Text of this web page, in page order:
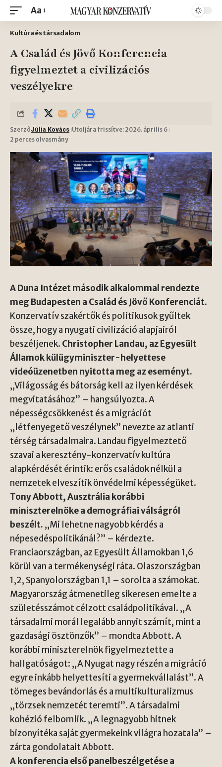
Aa
Kultúra és társadalom
A Család és Jövő Konferencia
figyelmeztet a civilizációs
veszélyekre
SzerzőJúlia Kovács Utoljára frissítve: 2026. április 6
2 perces olvasmány
A Duna Intézet második alkalommal rendezte
meg Budapesten a Család és Jövő Konferenciát.
Konzervatív szakértők és politikusok gyűltek
össze, hogy a nyugati civilizáció alapjairól
beszéljenek. Christopher Landau, az Egyesült
Államok külügyminiszter-helyettese
videóüzenetben nyitotta meg az eseményt.
„Világosság és bátorság kell az ilyen kérdések
megvitatásához” – hangsúlyozta. A
népességcsökkenést és a migrációt
„létfenyegető veszélynek” nevezte az atlanti
térség társadalmaira. Landau figyelmeztető
szavai a keresztény-konzervatív kultúra
alapkérdését érintik: erős családok nélkül a
nemzetek elveszítik önvédelmi képességüket.
Tony Abbott, Ausztrália korábbi
miniszterelnöke a demográfiai válságról
beszélt. „Mi lehetne nagyobb kérdés a
népesedéspolitikánál?” – kérdezte.
Franciaországban, az Egyesült Államokban 1,6
körül van a termékenységi ráta. Olaszországban
1,2, Spanyolországban 1,1 – sorolta a számokat.
Magyarország átmenetileg sikeresen emelte a
születésszámot célzott családpolitikával. „A
társadalmi morál legalább annyit számít, mint a
gazdasági ösztönzők” – mondta Abbott. A
korábbi miniszterelnök figyelmeztette a
hallgatóságot: „A Nyugat nagy részén a migráció
egyre inkább helyettesíti a gyermekvállalást”. A
tömeges bevándorlás és a multikulturalizmus
„törzsek nemzetét teremti”. A társadalmi
kohézió felbomlik. „A legnagyobb hitnek
bizonyítéka saját gyermekeink világra hozatala” –
zárta gondolatait Abbott.
A konferencia első panelbeszélgetése a